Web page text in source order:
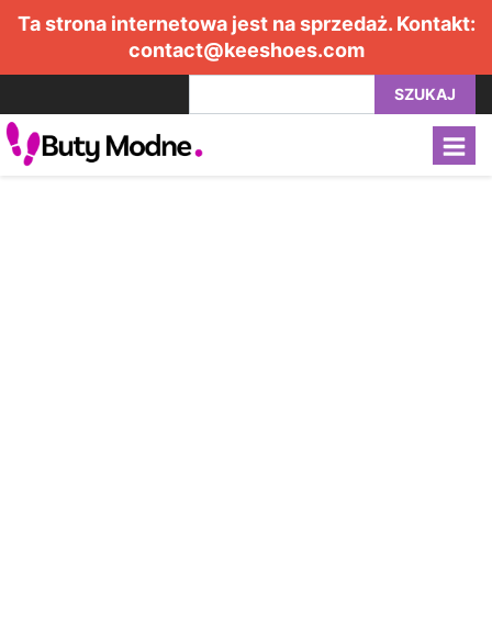
Ta strona internetowa jest na sprzedaż. Kontakt:
contact@keeshoes.com
SZUKAJ